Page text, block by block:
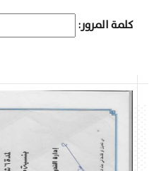
كلمة المرور: